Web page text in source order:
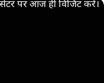
पर आज ही विजिट करें।